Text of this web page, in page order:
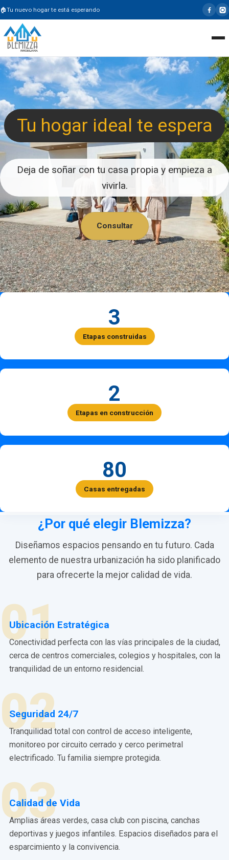
Tu nuevo hogar te está esperando
Tu hogar ideal te espera
Deja de soñar con tu casa propia y empieza a
vivirla.
Consultar
3
Etapas construidas
2
Etapas en construcción
80
Casas entregadas
¿Por qué elegir Blemizza?
Diseñamos espacios pensando en tu futuro. Cada
elemento de nuestra urbanización ha sido planificado
para ofrecerte la mejor calidad de vida.
01
Ubicación Estratégica
Conectividad perfecta con las vías principales de la ciudad,
cerca de centros comerciales, colegios y hospitales, con la
tranquilidad de un entorno residencial.
02
Seguridad 24/7
Tranquilidad total con control de acceso inteligente,
monitoreo por circuito cerrado y cerco perimetral
electrificado. Tu familia siempre protegida.
03
Calidad de Vida
Amplias áreas verdes, casa club con piscina, canchas
deportivas y juegos infantiles. Espacios diseñados para el
esparcimiento y la convivencia.